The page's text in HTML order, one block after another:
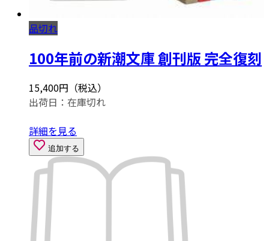
品切れ
100年前の新潮文庫 創刊版 完全復刻
15,400円（税込）
出荷日： 在庫切れ
詳細を見る
追加する